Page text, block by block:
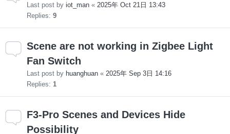
Last post by iot_man « 2025年 Oct 21日 13:43
Replies: 9
Scene are not working in Zigbee Light
Fan Switch
Last post by huanghuan « 2025年 Sep 3日 14:16
Replies: 1
F3-Pro Scenes and Devices Hide
Possibility